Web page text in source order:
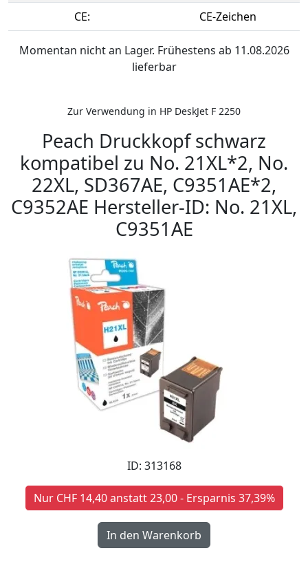
CE: CE-Zeichen
Momentan nicht an Lager. Frühestens ab 11.08.2026
lieferbar
Zur Verwendung in HP DeskJet F 2250
Peach Druckkopf schwarz
kompatibel zu No. 21XL*2, No.
22XL, SD367AE, C9351AE*2,
C9352AE Hersteller-ID: No. 21XL,
C9351AE
ID: 313168
Nur CHF 14,40 anstatt 23,00 - Ersparnis 37,39%